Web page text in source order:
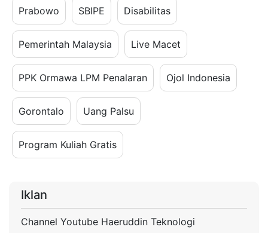
Prabowo SBIPE Disabilitas
Pemerintah Malaysia Live Macet
PPK Ormawa LPM Penalaran Ojol Indonesia
Gorontalo Uang Palsu
Program Kuliah Gratis
Iklan
Channel Youtube Haeruddin Teknologi